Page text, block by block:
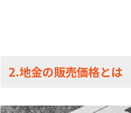
2.地金の販売価格とは